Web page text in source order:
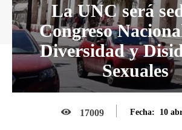
La UNC será
Congreso
Diversidad y
Sexuales
17009 Fecha: 10